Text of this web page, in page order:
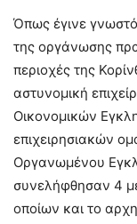
Όπως έγινε
της οργάνωσης
περιοχές της
αστυνομική
Οικονομικών
επιχειρησιακών
Οργανωμένου
συνελήφθησαν 4
οποίων και το